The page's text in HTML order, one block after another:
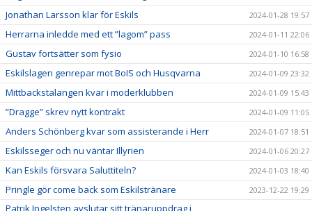
Jonathan Larsson klar för Eskils 2024-01-28 19:57
Herrarna inledde med ett ”lagom” pass 2024-01-11 22:06
Gustav fortsätter som fysio 2024-01-10 16:58
Eskilslagen genrepar mot BoIS och Husqvarna 2024-01-09 23:32
Mittbackstalangen kvar i moderklubben 2024-01-09 15:43
”Dragge” skrev nytt kontrakt 2024-01-09 11:05
Anders Schönberg kvar som assisterande i Herr 2024-01-07 18:51
Eskilsseger och nu väntar Illyrien 2024-01-06 20:27
Kan Eskils försvara Saluttiteln? 2024-01-03 18:40
Pringle gör come back som Eskilstränare 2023-12-22 19:29
Patrik Ingelsten avslutar sitt tränaruppdrag i